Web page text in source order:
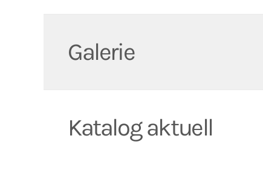
Galerie
Katalog aktuell